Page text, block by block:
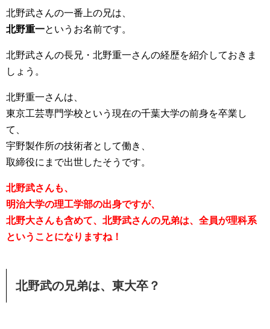
北野武さんの一番上の兄は、
北野重一というお名前です。
北野武さんの長兄・北野重一さんの経歴を紹介しておきま
しょう。
北野重一さんは、
東京工芸専門学校という現在の千葉大学の前身を卒業し
て、
宇野製作所の技術者として働き、
取締役にまで出世したそうです。
北野武さんも、
明治大学の理工学部の出身ですが、
北野大さんも含めて、北野武さんの兄弟は、全員が理科系
ということになりますね！
北野武の兄弟は、東大卒？